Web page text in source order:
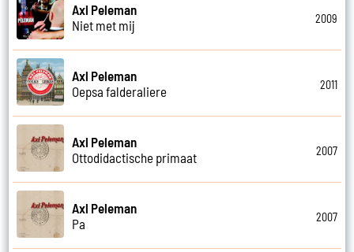
Axl Peleman
Niet met mij
2009
Axl Peleman
Oepsa falderaliere
2011
Axl Peleman
Ottodidactische primaat
2007
Axl Peleman
Pa
2007